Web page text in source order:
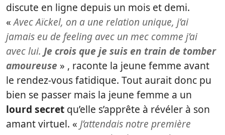
discute en ligne depuis un mois et demi.
«Avec Aïckel, on a une relation unique, j’ai
jamais eu de feeling avec un mec comme j’ai
avec lui. Je crois que je suis en train de tomber
amoureuse » , raconte la jeune femme avant
le rendez-vous fatidique. Tout aurait donc pu
bien se passer mais la jeune femme a un
lourd secret qu’elle s’apprête à révéler à son
amant virtuel. « J’attendais notre première